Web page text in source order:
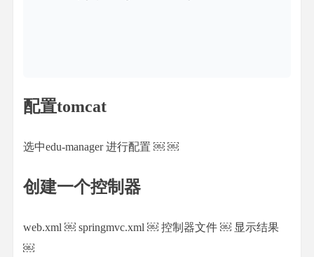
配置tomcat
选中edu-manager 进行配置 ￼ ￼
创建一个控制器
web.xml ￼ springmvc.xml ￼ 控制器文件 ￼ 显示结果
￼